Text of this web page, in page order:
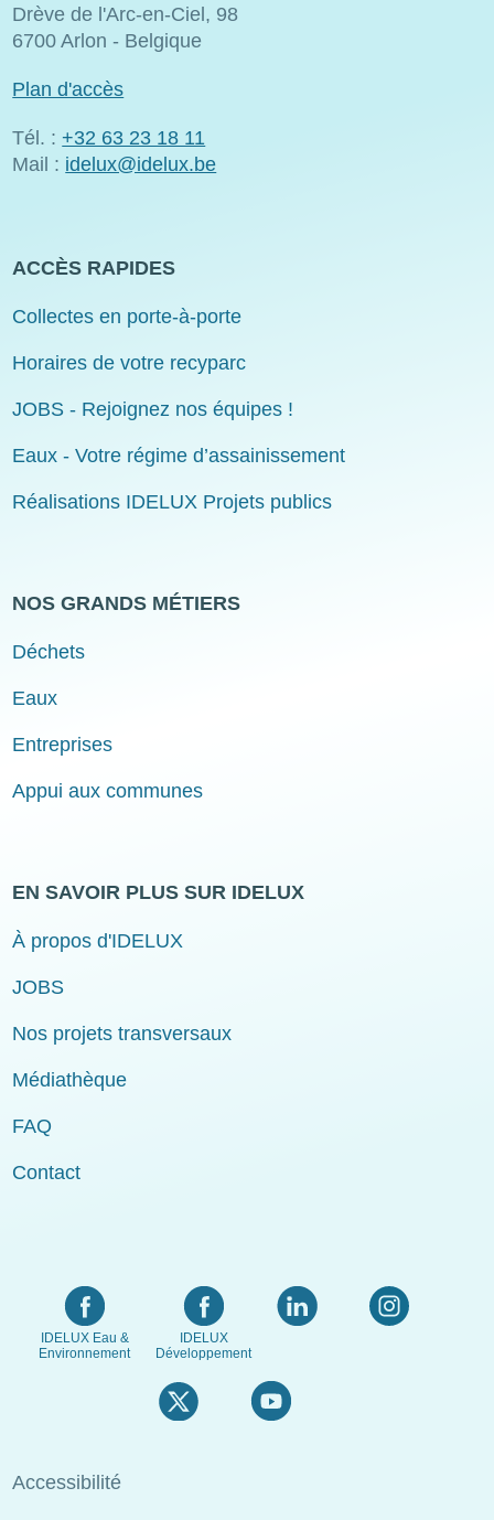
Drève de l'Arc-en-Ciel, 98
6700 Arlon - Belgique
Plan d'accès
Tél. : +32 63 23 18 11
Mail : idelux@idelux.be
ACCÈS RAPIDES
Collectes en porte-à-porte
Horaires de votre recyparc
JOBS - Rejoignez nos équipes !
Eaux - Votre régime d’assainissement
Réalisations IDELUX Projets publics
NOS GRANDS MÉTIERS
Déchets
Eaux
Entreprises
Appui aux communes
EN SAVOIR PLUS SUR IDELUX
À propos d'IDELUX
JOBS
Nos projets transversaux
Médiathèque
FAQ
Contact
IDELUX Eau &
Environnement
IDELUX
Développement
Menu
Accessibilité